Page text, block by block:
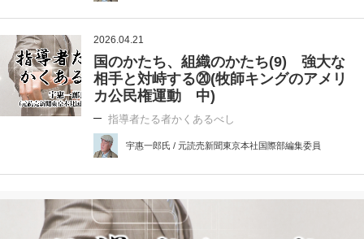
2026.04.21
国のかたち、組織のかたち(9) 強大な
相手と対峙する⑳(牧師キングのアメリ
カ公民権運動 中)
指導者たる者かくあるべし
宇惠一郎氏 / 元読売新聞東京本社国際部編集委員